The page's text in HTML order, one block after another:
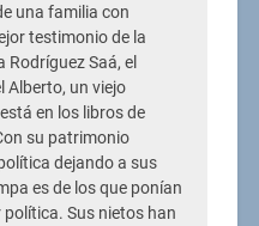
una familia con
testimonio de la
Saá, el
Alberto, un viejo
en los libros de
su patrimonio
dejando a sus
es de los que ponían
Sus nietos han